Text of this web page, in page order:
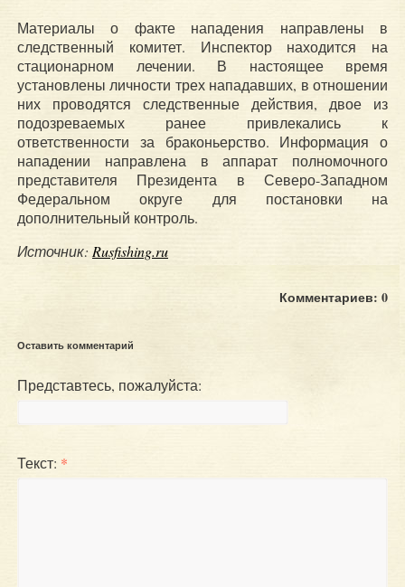
Материалы о факте нападения направлены в
следственный комитет. Инспектор находится на
стационарном лечении. В настоящее время
установлены личности трех нападавших, в отношении
них проводятся следственные действия, двое из
подозреваемых ранее привлекались к
ответственности за браконьерство. Информация о
нападении направлена в аппарат полномочного
представителя Президента в Северо-Западном
Федеральном округе для постановки на
дополнительный контроль.
Источник: Rusfishing.ru
Комментариев: 0
Оставить комментарий
Представтесь, пожалуйста:
Текст: *